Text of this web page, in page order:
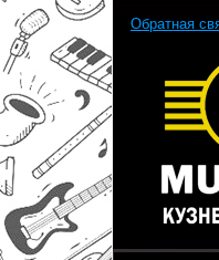
Обратная